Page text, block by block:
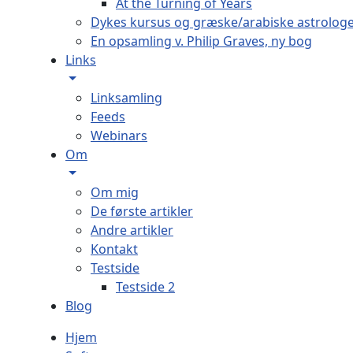
Dykes kursus og græske/arabiske
En opsamling v. Philip Graves, ny bog
Links
Linksamling
Feeds
Webinars
Om
Om mig
De første artikler
Andre artikler
Kontakt
Testside
Testside 2
Blog
Hjem